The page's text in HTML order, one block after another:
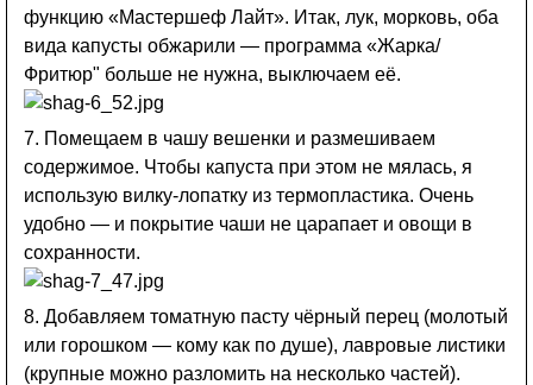
функцию «Мастершеф Лайт». Итак, лук, морковь, оба
вида капусты обжарили — программа «Жарка/
Фритюр" больше не нужна, выключаем её.
7. Помещаем в чашу вешенки и размешиваем
содержимое. Чтобы капуста при этом не мялась, я
использую вилку-лопатку из термопластика. Очень
удобно — и покрытие чаши не царапает и овощи в
сохранности.
8. Добавляем томатную пасту чёрный перец (молотый
или горошком — кому как по душе), лавровые листики
(крупные можно разломить на несколько частей).